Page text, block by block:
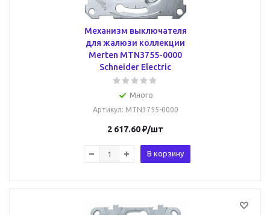
Механизм выключателя
для жалюзи коллекции
Merten MTN3755-0000
Schneider Electric
Много
Артикул: MTN3755-0000
2 617.60₽/шт
В корзину